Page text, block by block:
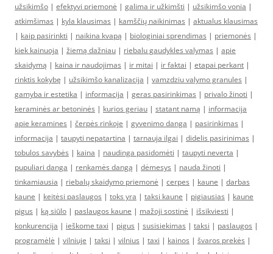
užsikimšo | efektyvi priemonė | galima ir užkimšti | užsikimšo vonia |
atkimšimas | kyla klausimas | kamščių naikinimas | aktualus klausimas
| kaip pasirinkti | naikina kvapą | biologiniai sprendimas | priemonės |
kiek kainuoja | žiemą dažniau | riebalu gaudykles valymas | apie
skaidymą | kaina ir naudojimas | ir mitai | ir faktai | etapai perkant |
rinktis kokybę | užsikimšo kanalizacija | vamzdziu valymo granules |
gamyba ir estetika | informacija | geras pasirinkimas | privalo žinoti |
keraminės ar betoninės | kurios geriau | statant namą | informacija
apie keramines | čerpės rinkoje | gyvenimo danga | pasirinkimas |
informacija | taupyti nepatartina | tarnauja ilgai | didelis pasirinimas |
tobulos savybės | kaina | naudinga pasidomėti | taupyti neverta |
pupuliari danga | renkamės dangą | dėmesys | nauda žinoti |
tinkamiausia | riebalų skaidymo priemonė | cerpes | kaune | darbas
kaune | keitėsi paslaugos | toks yra | taksi kaune | pigiausias | kaune
pigus | ką siūlo | paslaugos kaune | mažoji sostinė | išsikviesti |
konkurencija | ieškome taxi | pigus | susisiekimas | taksi | paslaugos |
programėlė | vilniuje | taksi | vilnius | taxi | kainos | švaros prekės |